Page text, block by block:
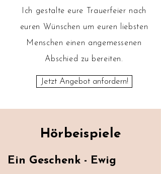
Ich gestalte eure Trauerfeier nach
euren Wünschen um euren liebsten
Menschen einen angemessenen
Abschied zu bereiten.
Jetzt Angebot anfordern!
Hörbeispiele
Ein Geschenk - Ewig